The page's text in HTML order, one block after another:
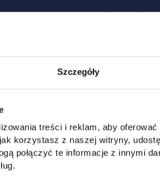
Szczegóły
treści i reklam, aby
korzystasz z naszej witryny,
połączyć te informacje z innymi